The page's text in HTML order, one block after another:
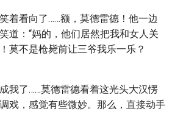
着看向了……额，莫德雷德！他一边
道：“妈的，他们居然把我和女人关
莫不是枪毙前让三爷我乐一乐？
我了……莫德雷德看着这光头大汉愣
戏，感觉有些微妙。那么，直接动手